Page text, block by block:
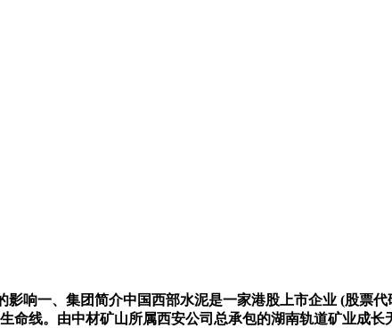
一、集团简介中国西部水泥是一家港股上市企业 (股票代
线。由中材矿山所属西安公司总承包的湖南轨道矿业成长